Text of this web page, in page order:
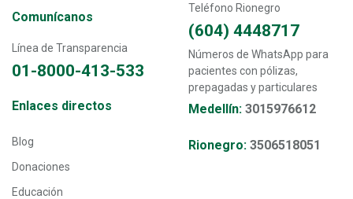
Comunícanos
Línea de Transparencia
01-8000-413-533
Teléfono Rionegro
(604) 4448717
Números de WhatsApp para
pacientes con pólizas,
prepagadas y particulares
Medellín: 3015976612
Rionegro: 3506518051
Transversal - Menú enlaces directos footer
Enlaces directos
Blog
Donaciones
Educación